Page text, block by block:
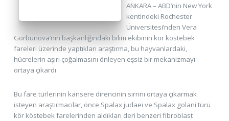
ANKARA – ABD’nin New York
kentindeki Rochester
Üniversitesi’nden Vera
Gorbunova’nın başkanlığındaki bilim ekibinin kör köstebek
fareleri üzerinde yaptıkları araştırma, bu hayvanlardaki,
hücrelerin aşırı çoğalmasını önleyen eşsiz bir mekanizmayı
ortaya çıkardı.
Bu fare türlerinin kansere direncinin sırrını ortaya çıkarmak
isteyen araştırmacılar, önce Spalax judaei ve Spalax golani türü
kör köstebek farelerinden aldıkları deri benzeri fibroblast